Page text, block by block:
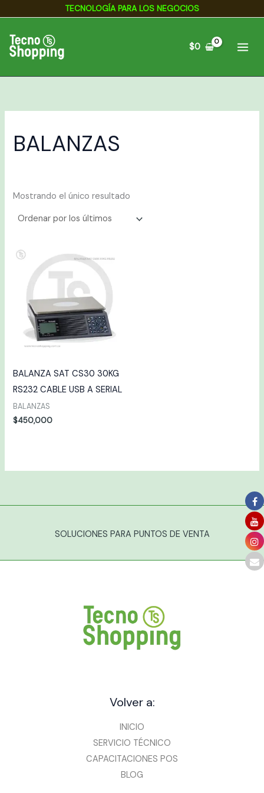
contenido
TECNOLOGÍA PARA LOS NEGOCIOS
$0
BALANZAS
Mostrando el único resultado
BALANZA SAT CS30 30KG
RS232 CABLE USB A SERIAL
BALANZAS
$450,000
SOLUCIONES PARA PUNTOS DE VENTA
Volver a:
INICIO
SERVICIO TÉCNICO
CAPACITACIONES POS
BLOG